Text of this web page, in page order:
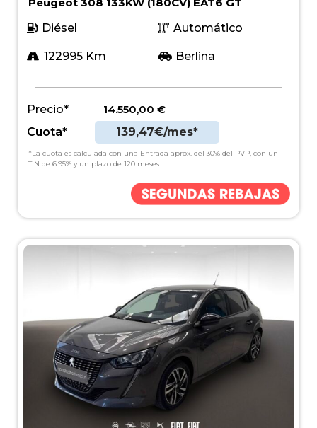
Diésel
Automático
122995 Km Berlina
Precio* 14.550,00 €
Cuota*
139,47€/mes*
*La cuota es calculada con una Entrada aprox. del 30% del PVP, con un
TIN de 6.95% y un plazo de 120 meses.